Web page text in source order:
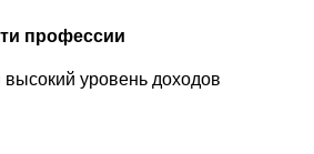
профессии
высокий уровень доходов